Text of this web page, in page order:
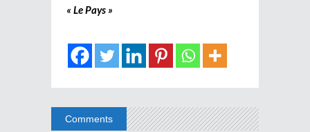
« Le Pays »
Comments